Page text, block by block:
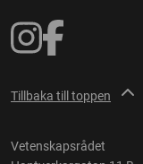
Tillbaka till toppen
Vetenskapsrådet